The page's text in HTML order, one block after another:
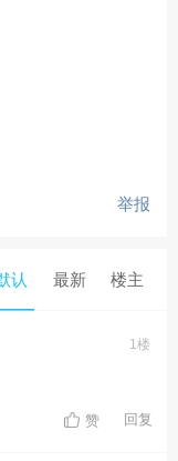
举报
认 最新 楼主
1楼
赞 回复